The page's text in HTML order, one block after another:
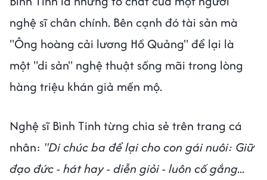
nghệ sĩ chân chính. Bên cạnh đó tài sản mà
"Ông hoàng cải lương Hồ Quảng" để lại là
một "di sản" nghệ thuật sống mãi trong lòng
hàng triệu khán giả mến mộ.
Nghệ sĩ Bình Tinh từng chia sẻ trên trang cá
nhân: "Di chúc ba để lại cho con gái nuôi: Giữ
đạo đức - hát hay - diễn giỏi - luôn cố gắng...